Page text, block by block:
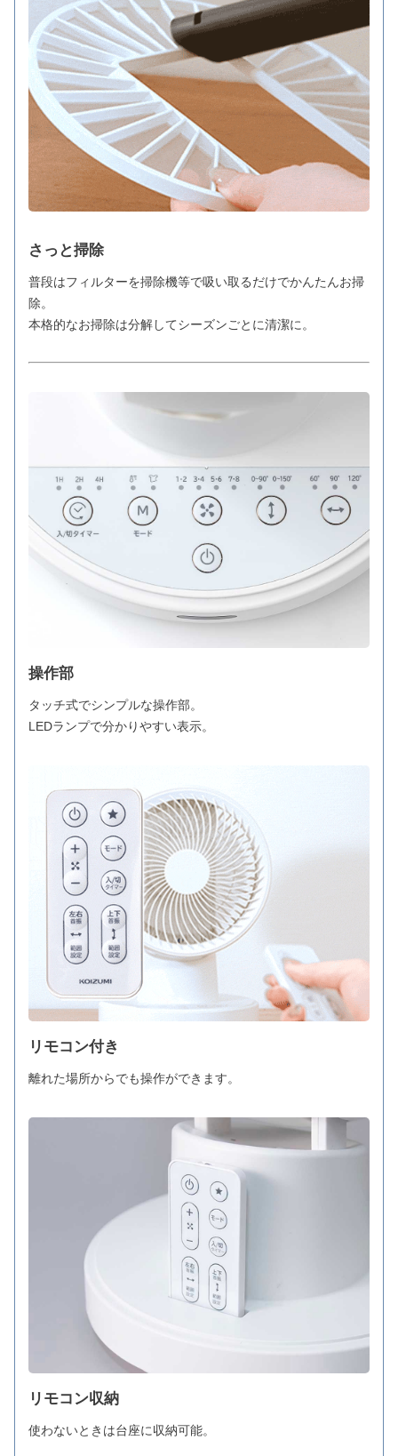
さっと掃除
普段はフィルターを掃除機等で吸い取るだけでかんたんお掃
除。
本格的なお掃除は分解してシーズンごとに清潔に。
操作部
タッチ式でシンプルな操作部。
LEDランプで分かりやすい表示。
リモコン付き
離れた場所からでも操作ができます。
リモコン収納
使わないときは台座に収納可能。